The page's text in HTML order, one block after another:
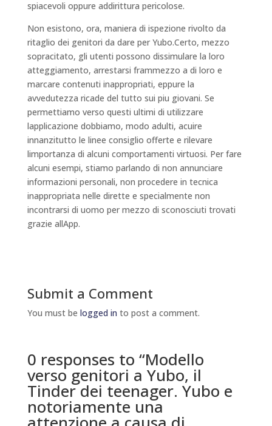
spiacevoli oppure addirittura pericolose.
Non esistono, ora, maniera di ispezione rivolto da
ritaglio dei genitori da dare per Yubo.Certo, mezzo
sopracitato, gli utenti possono dissimulare la loro
atteggiamento, arrestarsi frammezzo a di loro e
marcare contenuti inappropriati, eppure la
avvedutezza ricade del tutto sui piu giovani. Se
permettiamo verso questi ultimi di utilizzare
lapplicazione dobbiamo, modo adulti, acuire
innanzitutto le linee consiglio offerte e rilevare
limportanza di alcuni comportamenti virtuosi. Per fare
alcuni esempi, stiamo parlando di non annunciare
informazioni personali, non procedere in tecnica
inappropriata nelle dirette e specialmente non
incontrarsi di uomo per mezzo di sconosciuti trovati
grazie allApp.
Submit a Comment
You must be logged in to post a comment.
0 responses to “Modello
verso genitori a Yubo, il
Tinder dei teenager. Yubo e
notoriamente una